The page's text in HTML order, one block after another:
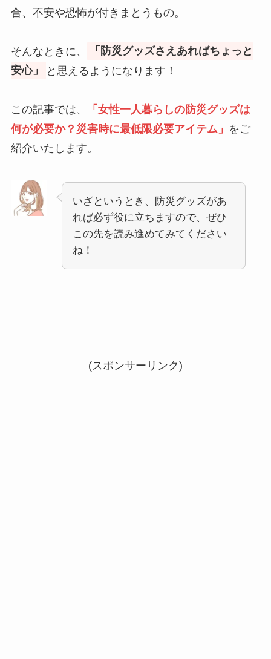
合、不安や恐怖が付きまとうもの。
そんなときに、
「防災グッズさえあればちょっと
安心」
と思えるようになります！
この記事では、
「女性一人暮らしの防災グッズは
何が必要か？災害時に最低限必要アイテム」 をご
紹介いたします。
いざというとき、防災グッズがあ
れば必ず役に立ちますので、ぜひ
この先を読み進めてみてください
ね！
(スポンサーリンク)